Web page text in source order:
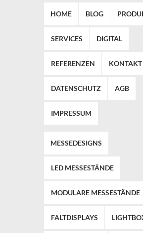
HOME BLOG
SERVICES DIGITAL
REFERENZEN KONTAKT
DATENSCHUTZ AGB
IMPRESSUM
MESSEDESIGNS
LED MESSESTÄNDE
MODULARE MESSESTÄNDE
FALTDISPLAYS